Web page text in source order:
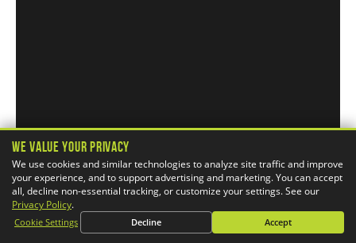
We Value Your Privacy
We use cookies and similar technologies to analyze site traffic and improve
your experience, and to support advertising and marketing. You can accept
all, decline non-essential tracking, or customize your settings. See our
Privacy Policy.
Cookie Settings Decline Accept